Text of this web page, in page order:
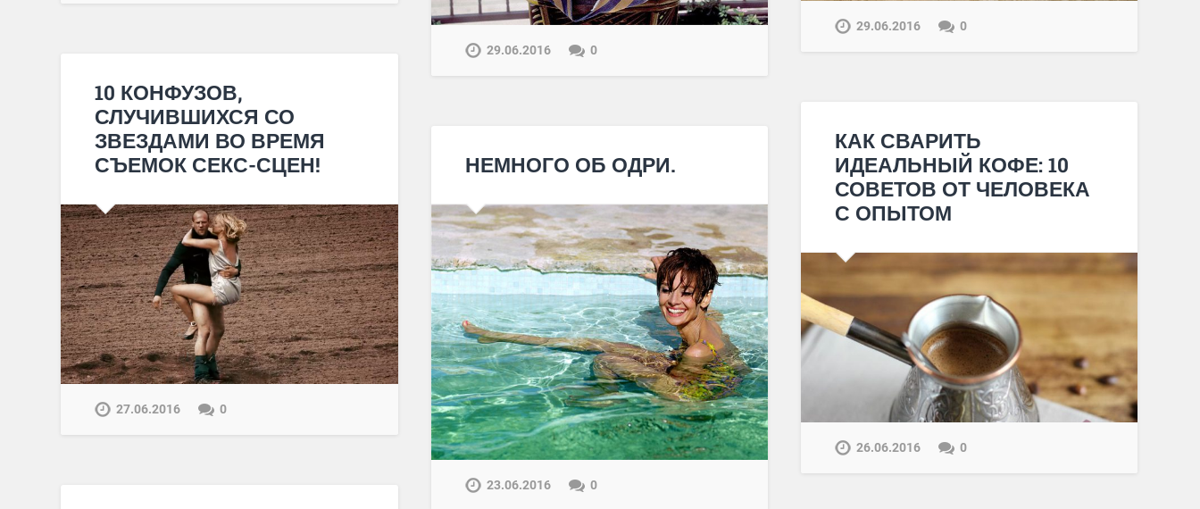
29.06.2016 0
29.06.2016 0
10 КОНФУЗОВ,
СЛУЧИВШИХСЯ СО
ЗВЕЗДАМИ ВО ВРЕМЯ
СЪЕМОК СЕКС-СЦЕН!
27.06.2016 0
КАК СВАРИТЬ
ИДЕАЛЬНЫЙ КОФЕ: 10
СОВЕТОВ ОТ ЧЕЛОВЕКА
С ОПЫТОМ
26.06.2016 0
НЕМНОГО ОБ ОДРИ.
23.06.2016 0